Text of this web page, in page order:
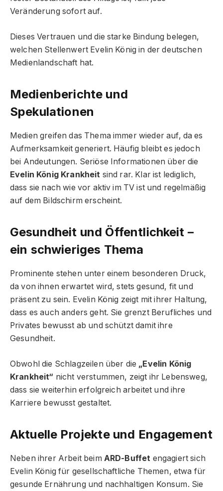
Veränderung sofort auf.
Dieses Vertrauen und die starke Bindung belegen,
welchen Stellenwert Evelin König in der deutschen
Medienlandschaft hat.
Medienberichte und
Spekulationen
Medien greifen das Thema immer wieder auf, da es
Aufmerksamkeit generiert. Häufig bleibt es jedoch
bei Andeutungen. Seriöse Informationen über die
Evelin König Krankheit sind rar. Klar ist lediglich,
dass sie nach wie vor aktiv im TV ist und regelmäßig
auf dem Bildschirm erscheint.
Gesundheit und Öffentlichkeit –
ein schwieriges Thema
Prominente stehen unter einem besonderen Druck,
da von ihnen erwartet wird, stets gesund, fit und
präsent zu sein. Evelin König zeigt mit ihrer Haltung,
dass es auch anders geht. Sie grenzt Berufliches und
Privates bewusst ab und schützt damit ihre
Gesundheit.
Obwohl die Schlagzeilen über die „Evelin König
Krankheit“ nicht verstummen, zeigt ihr Lebensweg,
dass sie weiterhin erfolgreich arbeitet und ihre
Karriere bewusst gestaltet.
Aktuelle Projekte und Engagement
Neben ihrer Arbeit beim ARD-Buffet engagiert sich
Evelin König für gesellschaftliche Themen, etwa für
gesunde Ernährung und nachhaltigen Konsum. Sie